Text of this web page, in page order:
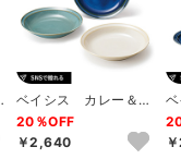
ベイシス カレー＆パ
スタセット
20％OFF
￥2,640